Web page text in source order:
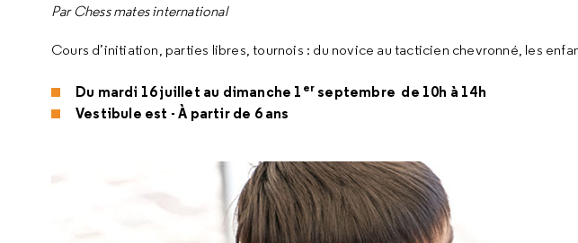
Par Chess matesinternational
Cours d’initiation, parties libres, tournois : du novice au tacticien chevronné, les
Du mardi 16 juillet au dimanche 1 er septembre de 10h à 14h
Vestibule est - À partir de 6 ans